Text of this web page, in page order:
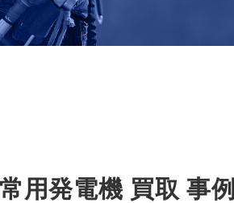
常用発電機 買取 事